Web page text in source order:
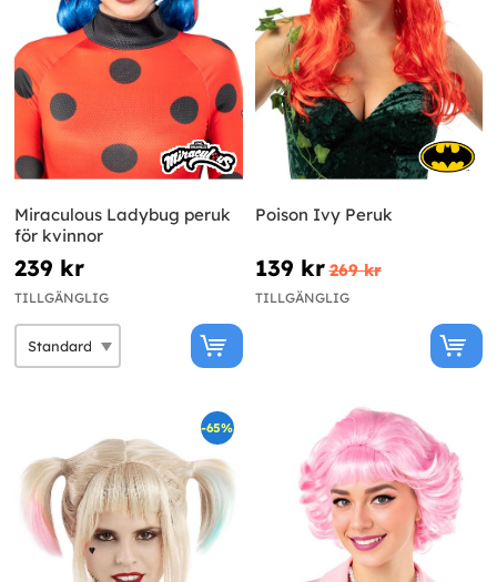
Miraculous Ladybug peruk
för kvinnor
239 kr
TILLGÄNGLIG
Poison Ivy Peruk
139 kr 269 kr
TILLGÄNGLIG
-65%